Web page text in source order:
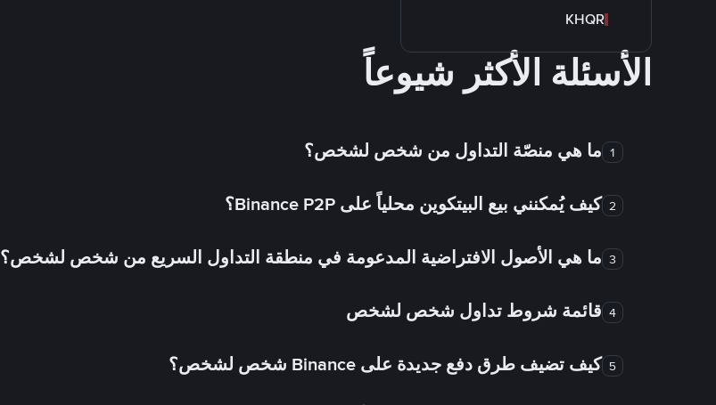
KHQR
الأسئلة الأكثر شيوعاً
1 ما هي منصّة التداول من شخص لشخص؟
2 كيف يُمكنني بيع البيتكوين محلياً على Binance P2P؟
3 ما هي الأصول الافتراضية المدعومة في منطقة التداول السريع من شخص لشخص؟
4 قائمة شروط تداول شخص لشخص
5 كيف تضيف طرق دفع جديدة على Binance شخص لشخص؟